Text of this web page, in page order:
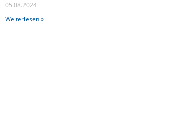
05.08.2024
Weiterlesen »